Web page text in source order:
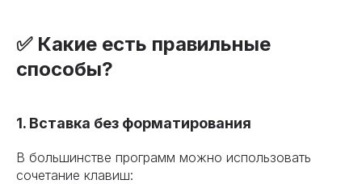
✅ Какие есть правильные
способы?
1. Вставка без форматирования
В большинстве программ можно использовать
сочетание клавиш: